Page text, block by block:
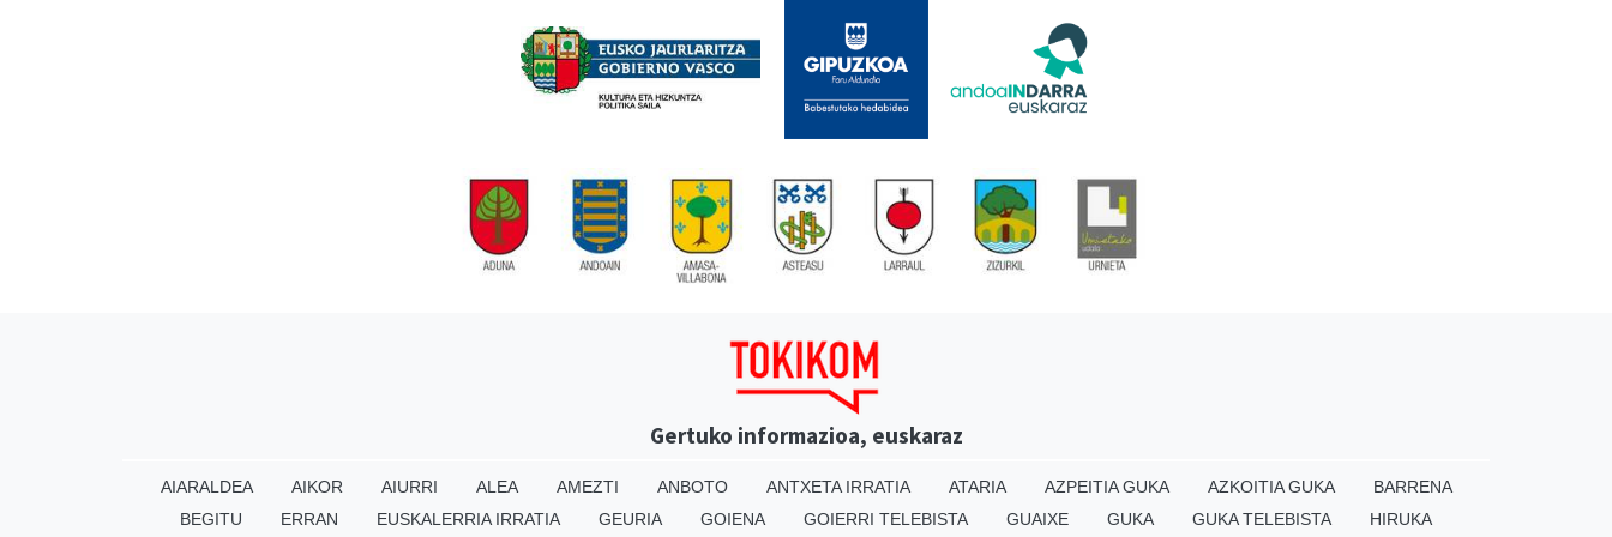
Gertuko informazioa, euskaraz
AIARALDEA AIKOR AIURRI ALEA AMEZTI ANBOTO ANTXETA IRRATIA ATARIA AZPEITIA GUKA AZKOITIA GUKA
BARRENA
BEGITU
ERRAN EUSKALERRIA IRRATIA GEURIA GOIENA GOIERRI TELEBISTA GUAIXE GUKA GUKA TELEBISTA HIRUKA